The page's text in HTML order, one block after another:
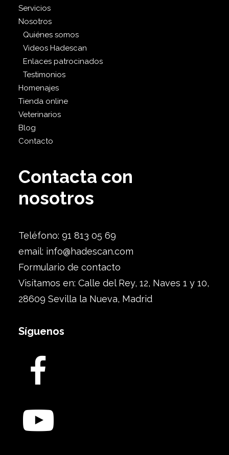
Servicios
Nosotros
Quiénes somos
Videos Hadescan
Enlaces patrocinados
Testimonios
Homenajes
Tienda online
Veterinarios
Blog
Contacto
Contacta con
nosotros
Teléfono: 91 813 05 69
email: info@hadescan.com
Formulario de contacto
Visítamos en: Calle del Rey, 12, Naves 1 y 10,
28609 Sevilla la Nueva, Madrid
Síguenos